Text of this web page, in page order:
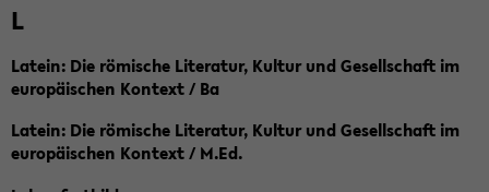
L
Latein: Die römische Literatur, Kultur und Gesellschaft im
europäischen Kontext / Ba
Latein: Die römische Literatur, Kultur und Gesellschaft im
europäischen Kontext / M.Ed.